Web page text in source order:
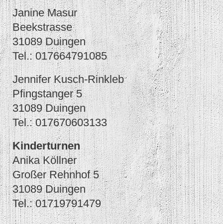
Janine Masur
Beekstrasse
31089 Duingen
Tel.: 017664791085
Jennifer Kusch-Rinkleb
Pfingstanger 5
31089 Duingen
Tel.: 017670603133
Kinderturnen
Anika Köllner
Großer Rehnhof 5
31089 Duingen
Tel.: 01719791479